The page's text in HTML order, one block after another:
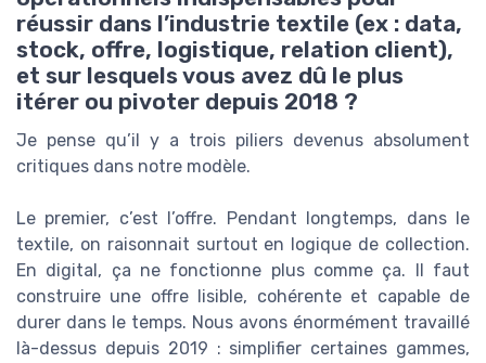
réussir dans l’industrie textile (ex : data,
stock, offre, logistique, relation client),
et sur lesquels vous avez dû le plus
itérer ou pivoter depuis 2018 ?
Je pense qu’il y a trois piliers devenus absolument
critiques dans notre modèle.
Le premier, c’est l’offre. Pendant longtemps, dans le
textile, on raisonnait surtout en logique de collection.
En digital, ça ne fonctionne plus comme ça. Il faut
construire une offre lisible, cohérente et capable de
durer dans le temps. Nous avons énormément travaillé
là-dessus depuis 2019 : simplifier certaines gammes,